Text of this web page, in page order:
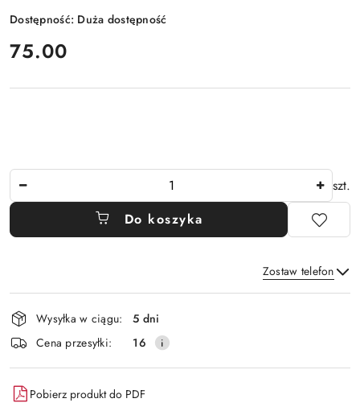
Dostępność: Duża dostępność
cena:
75.00
szt.
Do koszyka
Zostaw telefon
Wyślij
Dostępność
i
dostawa
Wysyłka w ciągu:
5 dni
Cena przesyłki:
16
Pobierz produkt do PDF